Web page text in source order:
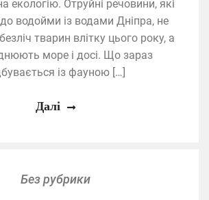
екологію. Отруйні речовини, які
водойми із водами Дніпра, не
тварин влітку цього року, а
море і досі. Що зараз
із фауною […]
Далі
Без рубрики